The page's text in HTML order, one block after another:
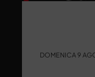
DOMENICA 9